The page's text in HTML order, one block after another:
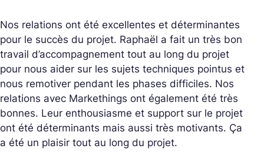
Nos relations ont été excellentes et déterminantes
pour le succès du projet. Raphaël a fait un très bon
travail d’accompagnement tout au long du projet
pour nous aider sur les sujets techniques pointus et
nous remotiver pendant les phases difficiles. Nos
relations avec Markethings ont également été très
bonnes. Leur enthousiasme et support sur le projet
ont été déterminants mais aussi très motivants. Ça
a été un plaisir tout au long du projet.